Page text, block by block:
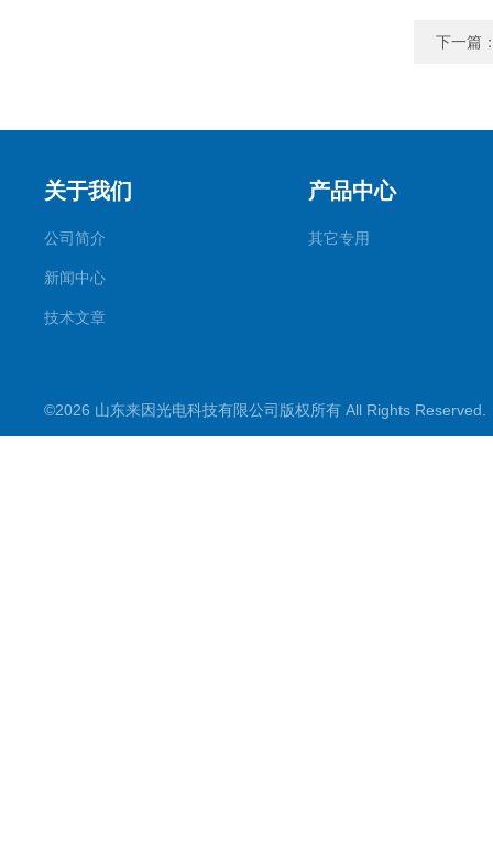
下一篇
关于我们
公司简介
新闻中心
技术文章
产品中心
其它专用
©2026 山东来因光电科技有限公司版权所有 All Rights